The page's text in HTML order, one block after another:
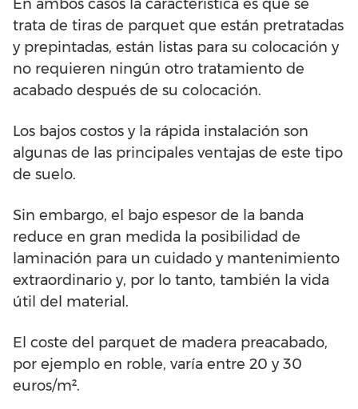
En ambos casos la característica es que se
trata de tiras de parquet que están pretratadas
y prepintadas, están listas para su colocación y
no requieren ningún otro tratamiento de
acabado después de su colocación.
Los bajos costos y la rápida instalación son
algunas de las principales ventajas de este tipo
de suelo.
Sin embargo, el bajo espesor de la banda
reduce en gran medida la posibilidad de
laminación para un cuidado y mantenimiento
extraordinario y, por lo tanto, también la vida
útil del material.
El coste del parquet de madera preacabado,
por ejemplo en roble, varía entre 20 y 30
euros/m².